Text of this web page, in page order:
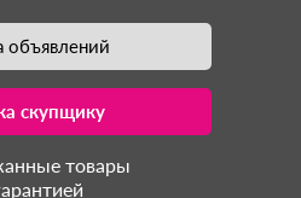
объявлений
скупщику
товары